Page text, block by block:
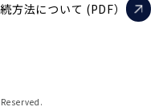
方法について (PDF）